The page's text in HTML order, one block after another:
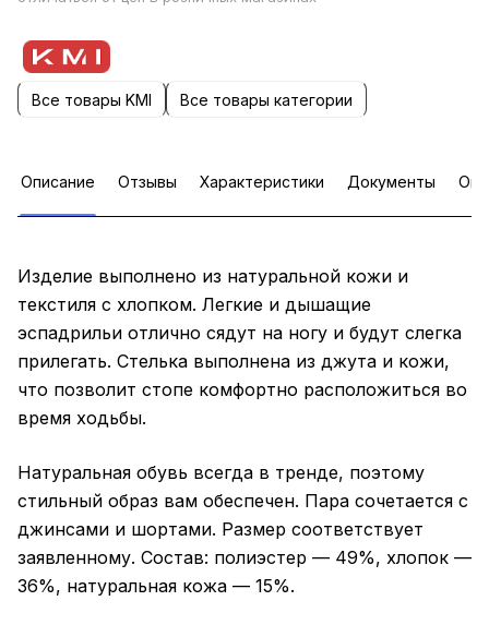
Все товары KMI Все товары категории
Описание Отзывы Характеристики Документы
Изделие выполнено из натуральной кожи и
текстиля с хлопком. Легкие и дышащие
эспадрильи отлично сядут на ногу и будут слегка
прилегать. Стелька выполнена из джута и кожи,
что позволит стопе комфортно расположиться во
время ходьбы.
Натуральная обувь всегда в тренде, поэтому
стильный образ вам обеспечен. Пара сочетается с
джинсами и шортами. Размер соответствует
заявленному. Состав: полиэстер — 49%, хлопок —
36%, натуральная кожа — 15%.